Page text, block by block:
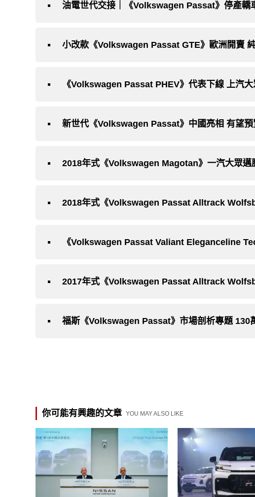
油電世代交接｜《Volkswagen Passat》停產轎
小改款《Volkswagen Passat GTE》歐洲開賣
《Volkswagen Passat PHEV》代表下線 上汽
新世代《Volkswagen Passat》中國亮相 有望
2018年式《Volkswagen Magotan》一汽大眾邁
2018年式《Volkswagen Passat Alltrack
《Volkswagen Passat Valiant Eleganceline
2017年式《Volkswagen Passat Alltrack
福斯《Volkswagen Passat》市場剖析專題 130
你可能有興趣的文章 YOU MAY ALSO LIKE